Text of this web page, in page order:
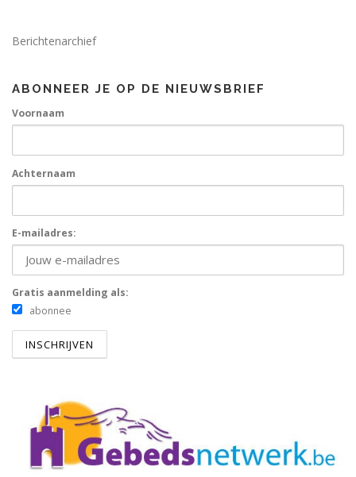
a
i
e
Berichtenarchief
ABONNEER JE OP DE NIEUWSBRIEF
Voornaam
Achternaam
E-mailadres:
Gratis aanmelding als:
abonnee